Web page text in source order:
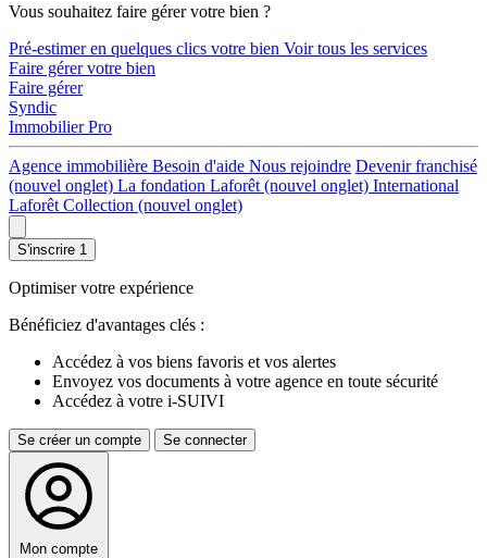
Vous souhaitez faire gérer votre bien ?
Pré-estimer en quelques clics votre bien Voir tous les services
Faire gérer votre bien
Faire gérer
Syndic
Immobilier Pro
Agence immobilière Besoin d'aide Nous rejoindre Devenir franchisé
(nouvel onglet) La fondation Laforêt (nouvel onglet) International
Laforêt Collection (nouvel onglet)
S'inscrire 1
Optimiser votre expérience
Bénéficiez d'avantages clés :
Accédez à vos biens favoris et vos alertes
Envoyez vos documents à votre agence en toute sécurité
Accédez à votre i-SUIVI
Se créer un compte Se connecter
Mon compte